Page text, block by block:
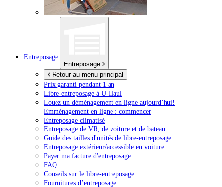
Entreposage
Entreposage
Retour au menu principal
Prix garanti pendant 1 an
Libre-entreposage à U-Haul
Louez un déménagement en ligne aujourd’hui!
Emménagement en ligne : commencer
Entreposage climatisé
Entreposage de VR, de voiture et de bateau
Guide des tailles d'unités de libre-entreposage
Entreposage extérieur/accessible en voiture
Payer ma facture d'entreposage
FAQ
Conseils sur le libre-entreposage
Fournitures d’entreposage